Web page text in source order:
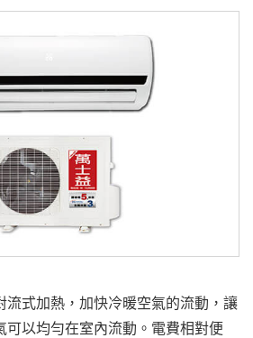
流式加熱，加快冷暖空氣的流動，讓
可以均勻在室內流動。電費相對便